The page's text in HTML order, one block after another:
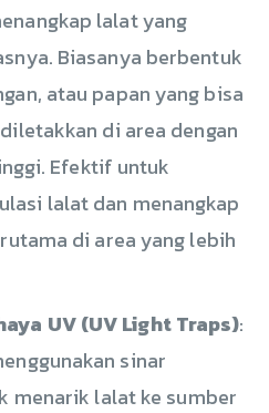
lalat yang
Biasanya berbentuk
atau papan yang bisa
di area dengan
Efektif untuk
lalat dan menangkap
di area yang lebih
UV (UV Light Traps):
sinar
menarik lalat ke sumber